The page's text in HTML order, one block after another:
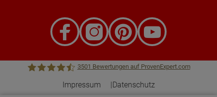
3501 Bewertungen auf ProvenExpert.com
Impressum Datenschutz